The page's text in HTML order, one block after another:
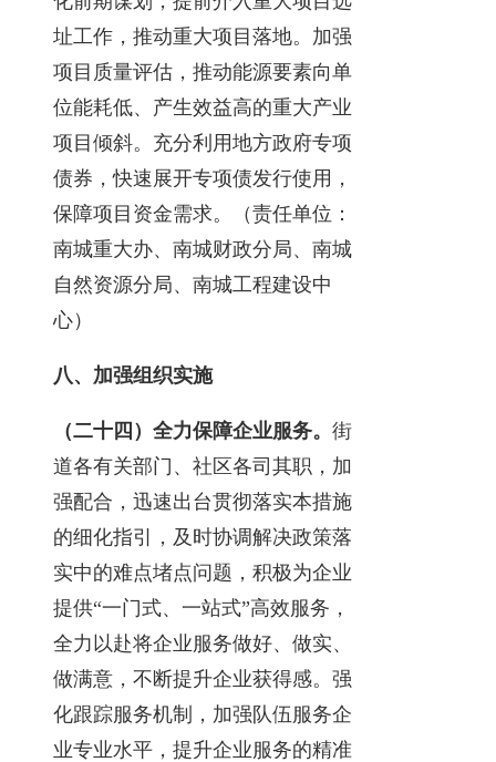
址工作，推动重大项目落地。加强
项目质量评估，推动能源要素向单
位能耗低、产生效益高的重大产业
项目倾斜。充分利用地方政府专项
债券，快速展开专项债发行使用，
保障项目资金需求。（责任单位：
南城重大办、南城财政分局、南城
自然资源分局、南城工程建设中
心）
八、加强组织实施
（二十四）全力保障企业服务。 街
道各有关部门、社区各司其职，加
强配合，迅速出台贯彻落实本措施
的细化指引，及时协调解决政策落
实中的难点堵点问题，积极为企业
提供“一门式、一站式”高效服务，
全力以赴将企业服务做好、做实、
做满意，不断提升企业获得感。强
化跟踪服务机制，加强队伍服务企
业专业水平，提升企业服务的精准